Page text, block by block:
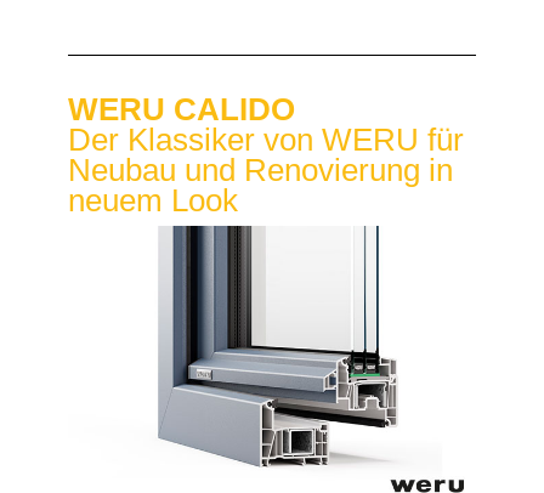
WERU CALIDO
Der Klassiker von WERU für
Neubau und Renovierung in
neuem Look